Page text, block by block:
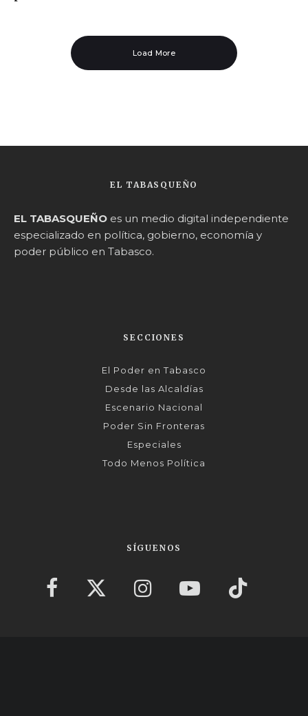
Load More
EL TABASQUEÑO
EL TABASQUEÑO es un medio digital independiente
especializado en política, gobierno, economía y
poder público en Tabasco.
SECCIONES
El Poder en Tabasco
Desde las Alcaldías
Escenario Nacional
Poder Sin Fronteras
Especiales
Todo Menos Política
SÍGUENOS